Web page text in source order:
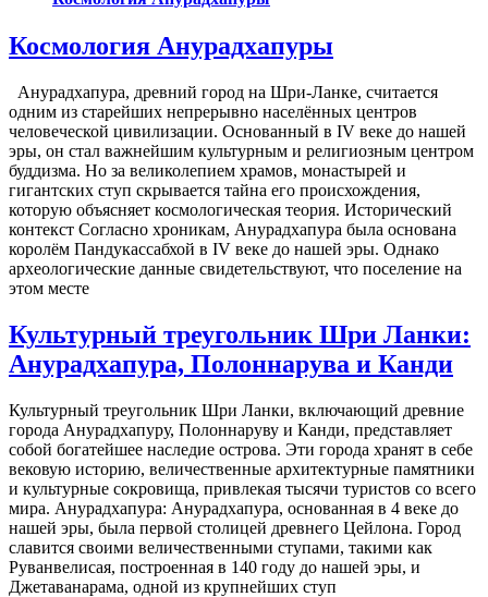
Космология Анурадхапуры
Анурадхапура, древний город на Шри-Ланке, считается
одним из старейших непрерывно населённых центров
человеческой цивилизации. Основанный в IV веке до нашей
эры, он стал важнейшим культурным и религиозным центром
буддизма. Но за великолепием храмов, монастырей и
гигантских ступ скрывается тайна его происхождения,
которую объясняет космологическая теория. Исторический
контекст Согласно хроникам, Анурадхапура была основана
королём Пандукассабхой в IV веке до нашей эры. Однако
археологические данные свидетельствуют, что поселение на
этом месте
Культурный треугольник Шри Ланки:
Анурадхапура, Полоннарува и Канди
Культурный треугольник Шри Ланки, включающий древние
города Анурадхапуру, Полоннаруву и Канди, представляет
собой богатейшее наследие острова. Эти города хранят в себе
вековую историю, величественные архитектурные памятники
и культурные сокровища, привлекая тысячи туристов со всего
мира. Анурадхапура: Анурадхапура, основанная в 4 веке до
нашей эры, была первой столицей древнего Цейлона. Город
славится своими величественными ступами, такими как
Руванвелисая, построенная в 140 году до нашей эры, и
Джетаванарама, одной из крупнейших ступ